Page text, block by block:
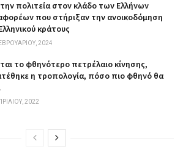
πολιτεία στον κλάδο των Ελλήνων
που στήριξαν την ανοικοδόμηση
κράτους
2024
το φθηνότερο πετρέλαιο κίνησης,
η τροπολογία, πόσο πιο φθηνό θα
2022